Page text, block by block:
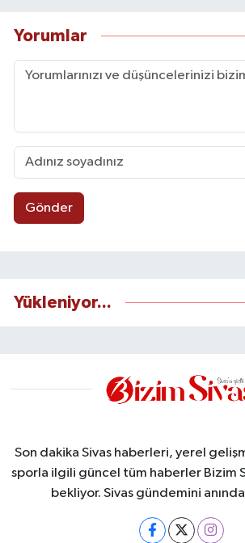
Yorumlar
Gönder
Yükleniyor...
Son dakika Sivas haberleri, yerel
sporla ilgili güncel tüm haberler Bizim
bekliyor. Sivas gündemini